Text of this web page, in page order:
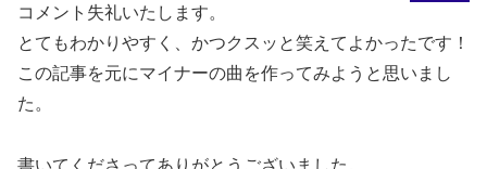
コメント失礼いたします。
とてもわかりやすく、かつクスッと笑えてよかったです！
この記事を元にマイナーの曲を作ってみようと思いまし
た。
書いてくださってありがとうございました。